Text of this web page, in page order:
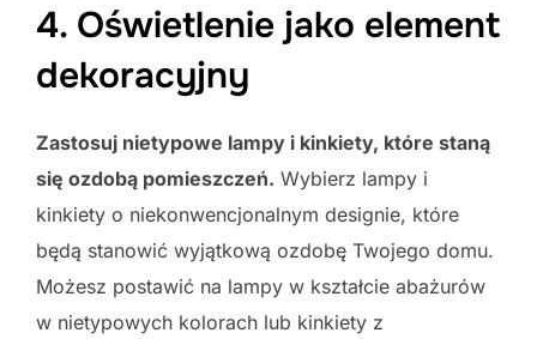
4. Oświetlenie jako element
dekoracyjny
Zastosuj nietypowe lampy i kinkiety, które staną
się ozdobą pomieszczeń. Wybierz lampy i
kinkiety o niekonwencjonalnym designie, które
będą stanowić wyjątkową ozdobę Twojego domu.
Możesz postawić na lampy w kształcie abażurów
w nietypowych kolorach lub kinkiety z